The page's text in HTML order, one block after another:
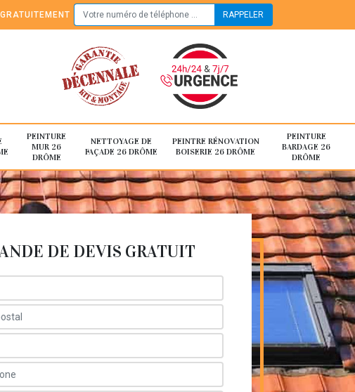
PEINTURE
MUR 26
DRÔME
NETTOYAGE DE
FAÇADE 26 DRÔME
PEINTRE RÉNOVATION
BOISERIE 26 DRÔME
PEINTURE
BARDAGE 26
DRÔME
DE DEVIS GRATUIT